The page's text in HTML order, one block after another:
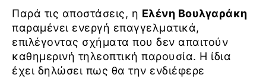
Παρά τις αποστάσεις, η Ελένη Βουλγαράκη
παραμένει ενεργή επαγγελματικά,
επιλέγοντας σχήματα που δεν απαιτούν
καθημερινή τηλεοπτική παρουσία. Η ίδια
έχει δηλώσει πως θα την ενδιέφερε